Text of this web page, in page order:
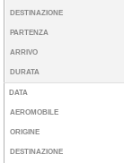
DESTINAZIONE
PARTENZA
ARRIVO
DURATA
DATA
AEROMOBILE
ORIGINE
DESTINAZIONE